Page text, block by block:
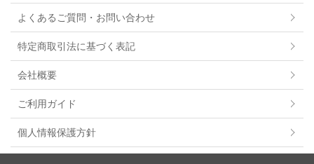
よくあるご質問・お問い合わせ
特定商取引法に基づく表記
会社概要
ご利用ガイド
個人情報保護方針